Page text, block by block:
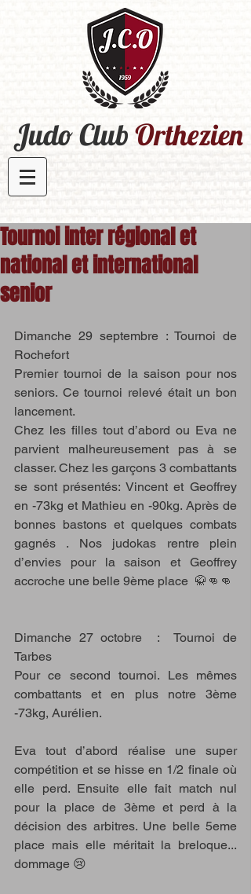
Judo ClubOrthezien​
Tournoi inter régional et
national et international
senior
Dimanche 29 septembre : Tournoi de
Rochefort
Premier tournoi de la saison pour nos
seniors. Ce tournoi relevé était un bon
lancement.
Chez les filles tout d’abord ou Eva ne
parvient malheureusement pas à se
classer. Chez les garçons 3 combattants
se sont présentés: Vincent et Geoffrey
en -73kg et Mathieu en -90kg. Après de
bonnes bastons et quelques combats
gagnés . Nos judokas rentre plein
d’envies pour la saison et Geoffrey
accroche une belle 9ème place  🥋👊👊
Dimanche 27 octobre  :  Tournoi de
Tarbes
Pour ce second tournoi. Les mêmes
combattants et en plus notre 3ème
-73kg, Aurélien.
Eva tout d’abord réalise une super
compétition et se hisse en 1/2 finale où
elle perd. Ensuite elle fait match nul
pour la place de 3ème et perd à la
décision des arbitres. Une belle 5eme
place mais elle méritait la breloque...
dommage 😢